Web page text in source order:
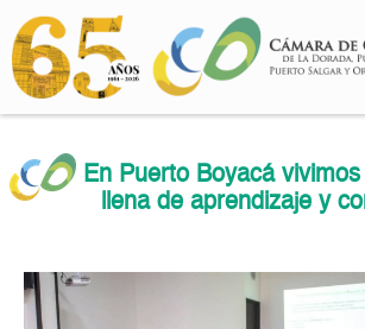
En Puerto Boyacá
llena de aprendizaje y